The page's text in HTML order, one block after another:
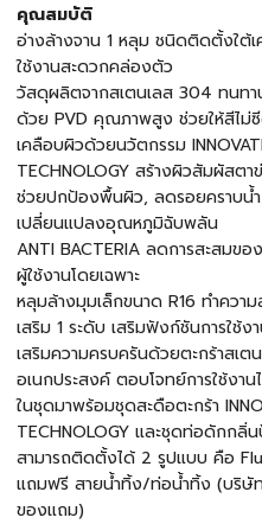
คุณสมบัติ
อ่างล้างจาน 1 หลุม ชนิดติดตั้งใต้
ใช้งานสะดวกคล่องตัว
วัสดุผลิตจากสเตนเลส 304 ทนท
ด้วย PVD คุณภาพสูง ช่วยให้สีไม่
เคลือบผิวด้วยนวัตกรรม
TECHNOLOGY สร้างผิวสัมผัสตา
ช่วยปกป้องพื้นผิว, ลดรอยคราบน้
เปลี่ยนแปลงอุณหภูมิฉับพลัน
ANTI BACTERIA ลดการสะสมข
ผู้ใช้งานโดยเฉพาะ
หลุมล้างมุมเล็กขนาด R16 ทำควา
เสริม 1 ระดับ เสริมฟังก์ชันการใช้ง
เสริมความครบครันด้วยตะกร้าสเต
อเนกประสงค์ ตอบโจทย์การใช้งา
ในชุดมาพร้อมชุดสะดือตะกร้า
TECHNOLOGY และชุดท่อดักก
สามารถติดตั้งได้ 2 รูปแบบ คือ
แถมฟรี สายน้ำทิ้ง/ท่อน้ำทิ้ง (บริษั
ของแถม)